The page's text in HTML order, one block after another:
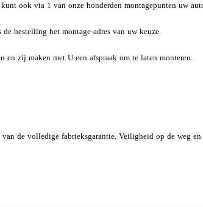
ook via 1 van onze honderden montagepunten uw
bestelling het montage-adres van uw keuze.
en zij maken met U een afspraak om te laten monteren.
de volledige fabrieksgarantie. Veiligheid op de weg